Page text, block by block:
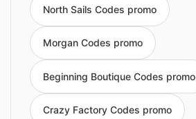
North Sails Codes promo
Morgan Codes promo
Beginning Boutique Codes promo
Crazy Factory Codes promo